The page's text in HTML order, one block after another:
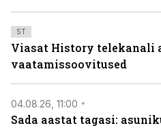
ST
Viasat History telekanali
vaatamissoovitused
04.08.26, 11:00
Sada aastat tagasi: